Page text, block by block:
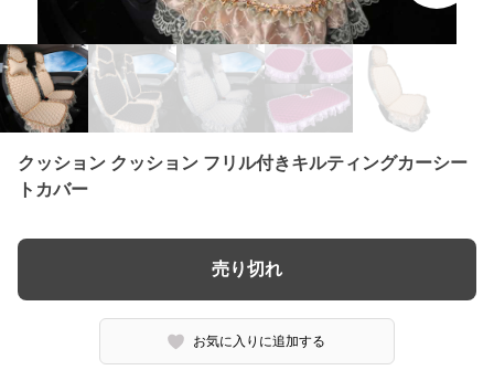
クッション クッション フリル付きキルティングカーシー
トカバー
売り切れ
お気に入りに追加する